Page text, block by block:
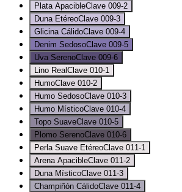
Plata ApacibleClave 009-2
Duna EtéreoClave 009-3
Glicina CálidoClave 009-4
Denim SedosoClave 009-5
Uva SerenoClave 009-6
Lino RealClave 010-1
HumoClave 010-2
Humo SedosoClave 010-3
Humo MísticoClave 010-4
Topo SuaveClave 010-5
Plomo SerenoClave 010-6
Perla Suave EtéreoClave 011-1
Arena ApacibleClave 011-2
Duna MísticoClave 011-3
Champiñón CálidoClave 011-4